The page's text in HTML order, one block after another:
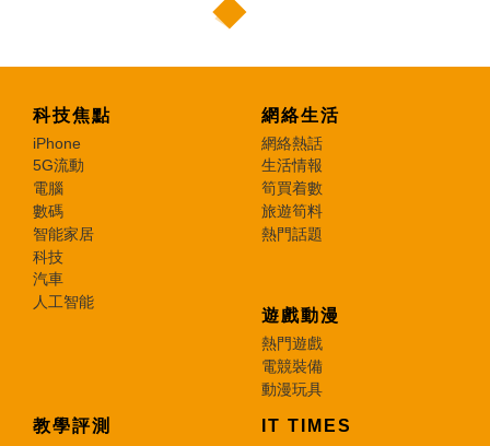
科技焦點
iPhone
5G流動
電腦
數碼
智能家居
科技
汽車
人工智能
網絡生活
網絡熱話
生活情報
筍買着數
旅遊筍料
熱門話題
遊戲動漫
熱門遊戲
電競裝備
動漫玩具
教學評測 IT TIMES